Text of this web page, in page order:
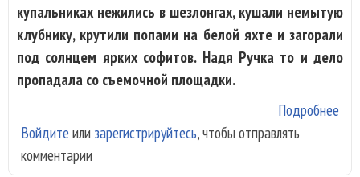
купальниках нежились в шезлонгах, кушали немытую
клубнику, крутили попами на белой яхте и загорали
под солнцем ярких софитов. Надя Ручка то и дело
пропадала со съемочной площадки.
Подробнее
Войдите или зарегистрируйтесь, чтобы отправлять
комментарии